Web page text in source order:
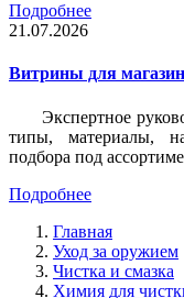
Подробнее
21.07.2026
Витрины для
Экспертное
типы, материалы,
подбора под
Подробнее
Главная
Уход за оружием
Чистка и смазка
Химия для